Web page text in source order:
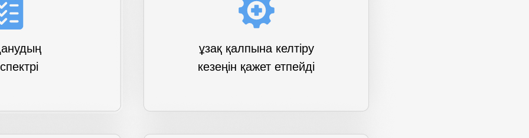
ұзақ қалпына келтіру
кезеңін қажет етпейді